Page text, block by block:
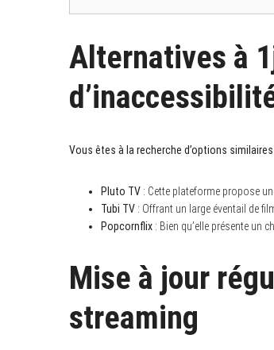
Alternatives à
Vous êtes à la recherche d’options
Pluto TV : Cette plateforme propose
Tubi TV : Offrant un large éventail de
Popcornflix : Bien qu’elle présente un
Mise à jour
streaming